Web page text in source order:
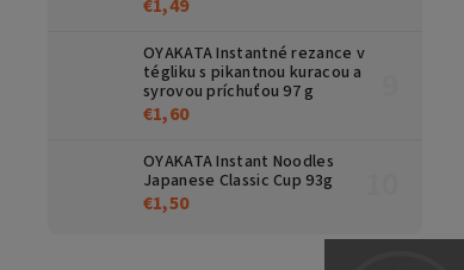
€1,49
OYAKATA Instantné rezance v
tégliku s pikantnou kuracou a
syrovou príchuťou 97 g
€1,60
OYAKATA Instant Noodles
Japanese Classic Cup 93g
€1,50